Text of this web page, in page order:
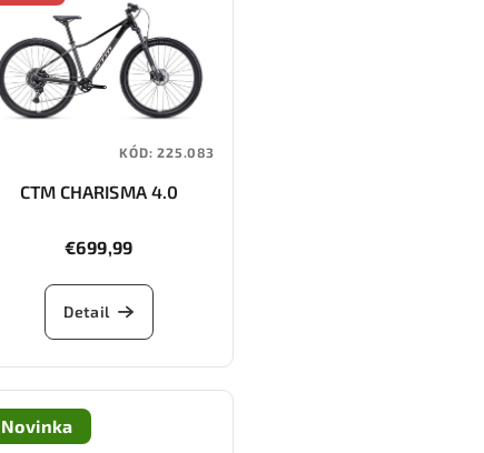
CTM CHARISMA 4.0
€699,99
Detail
KÓD:225.083
Novinka